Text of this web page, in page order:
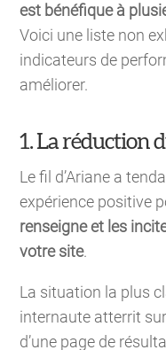
est bénéfique à
Voici une liste non
indicateurs de
améliorer.
1. La réduction
Le fil d’Ariane a
expérience positive
renseigne et les
votre site.
La situation la plus
internaute atterrit
d’une page de